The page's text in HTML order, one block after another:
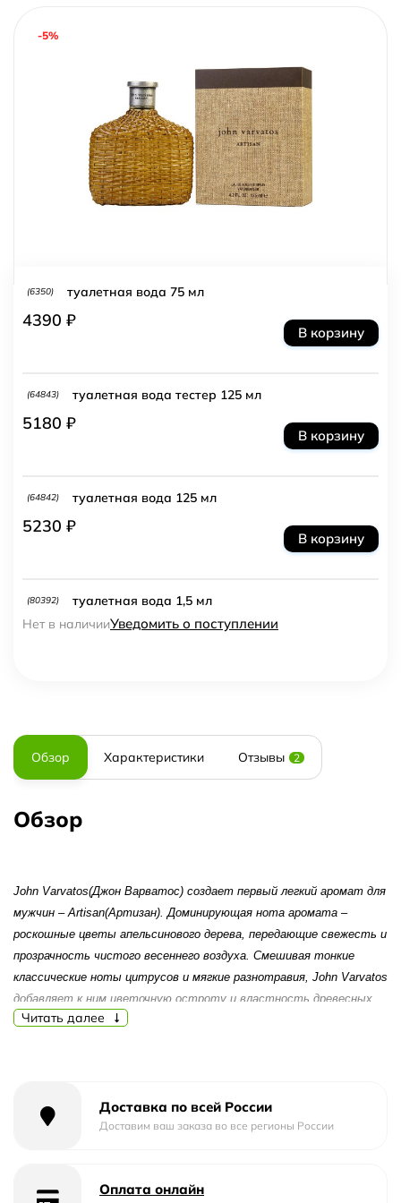
-5%
(6350) туалетная вода 75 мл
4390 ₽
В корзину
(64843) туалетная вода тестер 125 мл
5180 ₽
В корзину
(64842) туалетная вода 125 мл
5230 ₽
В корзину
(80392)
туалетная вода 1,5 мл
Нет в наличииУведомить о поступлении
Обзор Характеристики Отзывы 2
Обзор
John Varvatos(Джон Варватос) создает первый легкий аромат для
мужчин – Artisan(Артизан). Доминирующая нота аромата –
роскошные цветы апельсинового дерева, передающие свежесть и
прозрачность чистого весеннего воздуха. Смешивая тонкие
классические ноты цитрусов и мягкие разнотравия, John Varvatos
добавляет к ним цветочную остроту и властность древесных
оттенков. Он возрождает старинное искусство и представляет
своей жизни! Композиция: сицилийский клементин, танжело,
зимний мандарин, тимьян, майоран, лавандин, цветы
Givaudan (табачные ноты кефалиса, древесно-амбровые belambre
Читать далее
Доставка по всей России
Доставим ваш заказа во все регионы России
Оплата онлайн